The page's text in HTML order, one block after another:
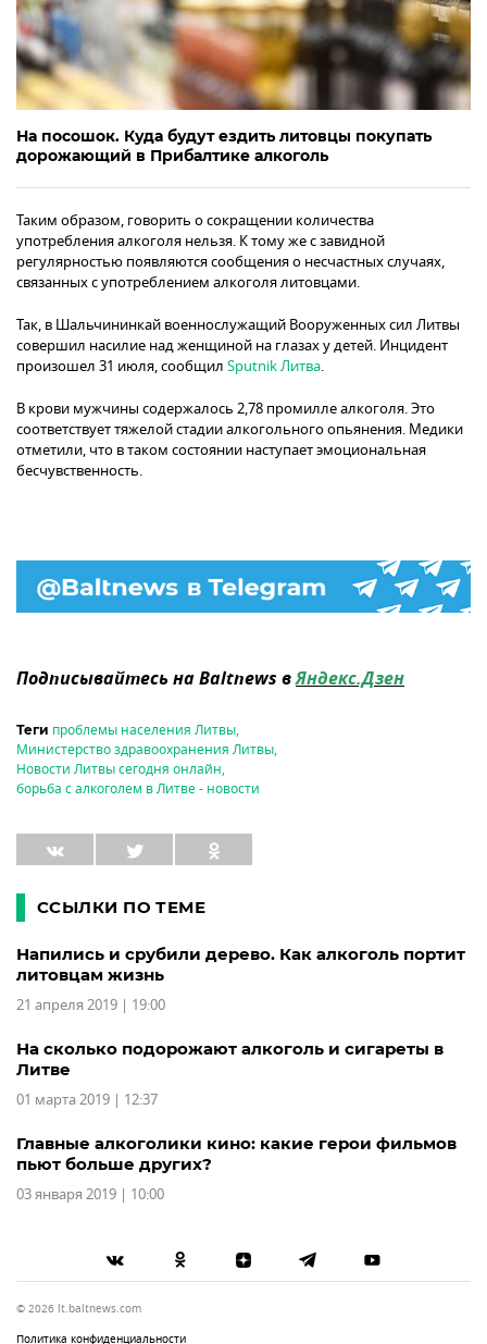
На посошок. Куда будут ездить литовцы покупать
дорожающий в Прибалтике алкоголь
Таким образом, говорить о сокращении количества
употребления алкоголя нельзя. К тому же с завидной
регулярностью появляются сообщения о несчастных случаях,
связанных с употреблением алкоголя литовцами.
Так, в Шальчининкай военнослужащий Вооруженных сил Литвы
совершил насилие над женщиной на глазах у детей. Инцидент
произошел 31 июля, сообщил Sputnik Литва.
В крови мужчины содержалось 2,78 промилле алкоголя. Это
соответствует тяжелой стадии алкогольного опьянения. Медики
отметили, что в таком состоянии наступает эмоциональная
бесчувственность.
Подписывайтесь на Baltnews вЯндекс.Дзен
Теги проблемы населения Литвы,
Министерство здравоохранения Литвы,
Новости Литвы сегодня онлайн,
борьба с алкоголем в Литве - новости
ССЫЛКИ ПО ТЕМЕ
Напились и срубили дерево. Как алкоголь портит
литовцам жизнь
21 апреля 2019 | 19:00
На сколько подорожают алкоголь и сигареты в
Литве
01 марта 2019 | 12:37
Главные алкоголики кино: какие герои фильмов
пьют больше других?
03 января 2019 | 10:00
© 2026 lt.baltnews.com
Политика конфиденциальности